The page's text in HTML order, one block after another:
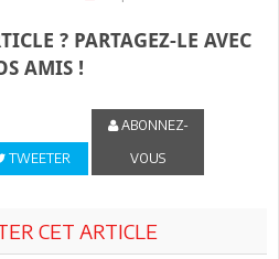
? PARTAGEZ-LE AVEC
AMIS !
TWEETER
ABONNEZ-
VOUS
CET ARTICLE